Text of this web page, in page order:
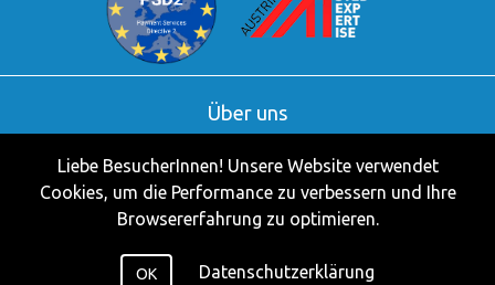
Über uns
Kontakt
Partner
Impressum
Datenschutzerklärung
Liebe BesucherInnen! Unsere Website verwendet
Cookies, um die Performance zu verbessern und Ihre
Browsererfahrung zu optimieren.
OK Datenschutzerklärung